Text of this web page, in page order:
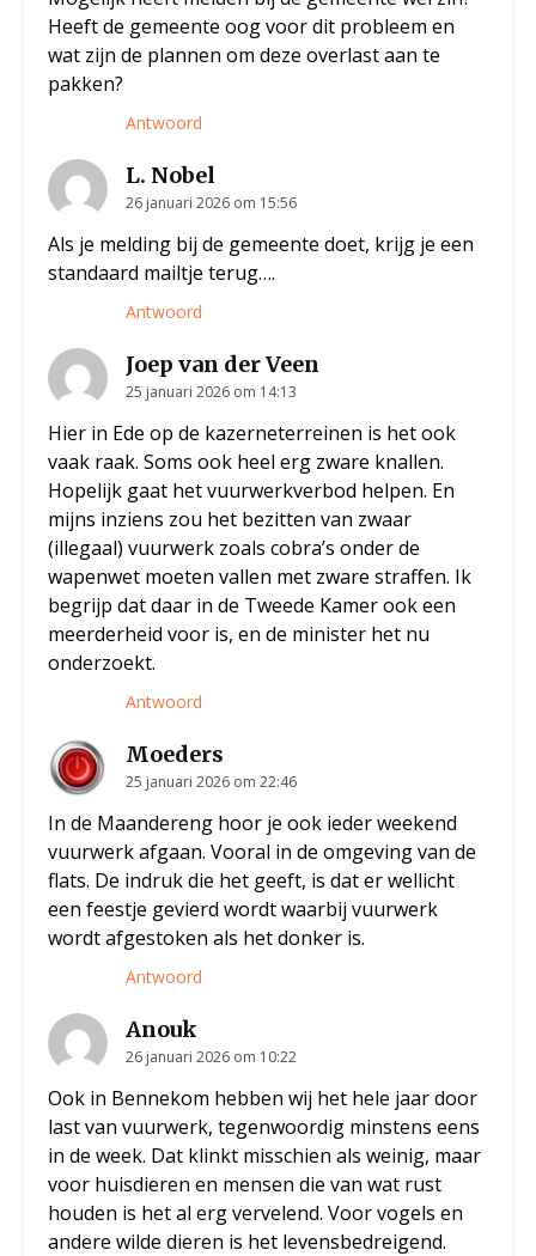
Heeft de gemeente oog voor dit probleem en
wat zijn de plannen om deze overlast aan te
pakken?
Antwoord
L. Nobel
26 januari 2026 om 15:56
Als je melding bij de gemeente doet, krijg je een
standaard mailtje terug….
Antwoord
Joep van der Veen
25 januari 2026 om 14:13
Hier in Ede op de kazerneterreinen is het ook
vaak raak. Soms ook heel erg zware knallen.
Hopelijk gaat het vuurwerkverbod helpen. En
mijns inziens zou het bezitten van zwaar
(illegaal) vuurwerk zoals cobra’s onder de
wapenwet moeten vallen met zware straffen. Ik
begrijp dat daar in de Tweede Kamer ook een
meerderheid voor is, en de minister het nu
onderzoekt.
Antwoord
Moeders
25 januari 2026 om 22:46
In de Maandereng hoor je ook ieder weekend
vuurwerk afgaan. Vooral in de omgeving van de
flats. De indruk die het geeft, is dat er wellicht
een feestje gevierd wordt waarbij vuurwerk
wordt afgestoken als het donker is.
Antwoord
Anouk
26 januari 2026 om 10:22
Ook in Bennekom hebben wij het hele jaar door
last van vuurwerk, tegenwoordig minstens eens
in de week. Dat klinkt misschien als weinig, maar
voor huisdieren en mensen die van wat rust
houden is het al erg vervelend. Voor vogels en
andere wilde dieren is het levensbedreigend.